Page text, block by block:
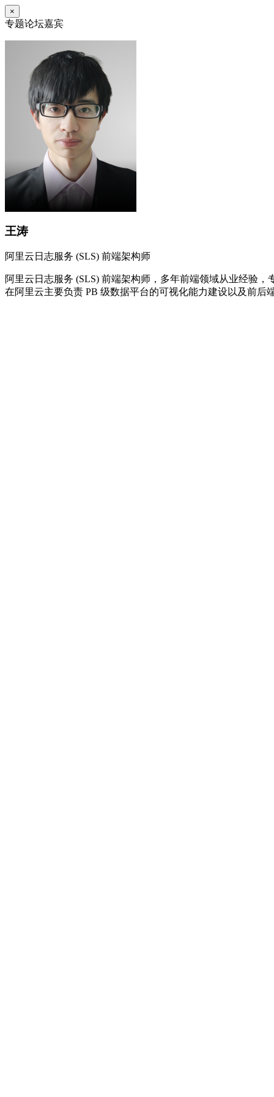
×
专题论坛嘉宾
王涛
阿里云日志服务 (SLS) 前端架构师
阿里云日志服务 (SLS) 前端架构师，多年前端领域从业经验
在阿里云主要负责 PB 级数据平台的可视化能力建设以及前后